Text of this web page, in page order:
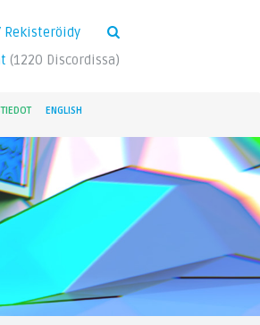
(1220 Discordissa)
ENGLISH